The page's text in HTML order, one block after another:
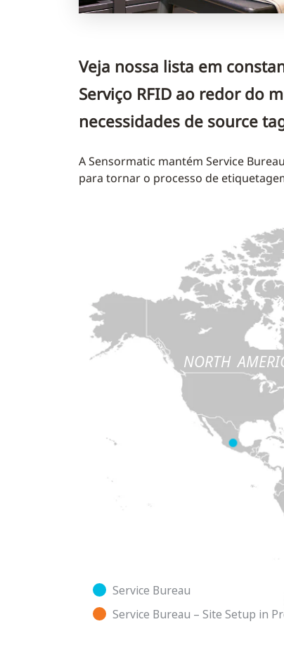
Veja nossa lista em
Serviço RFID ao redor do
necessidades de source
A Sensormatic mantém Service
para tornar o processo de